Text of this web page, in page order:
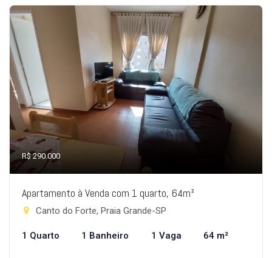
R$ 290.000
Apartamento à Venda com 1 quarto, 64m²
Canto do Forte, Praia Grande-SP
1 Quarto 1 Banheiro 1 Vaga 64 m²